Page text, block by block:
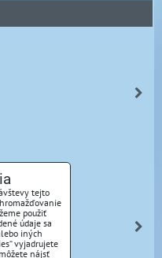
tejto
použiť
údaje sa
iných
vyjadrujete
nájsť